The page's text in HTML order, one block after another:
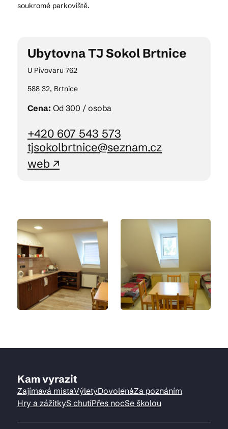
soukromé parkoviště.
Ubytovna TJ Sokol Brtnice
U Pivovaru 762
588 32, Brtnice
Cena: Od 300 / osoba
+420 607 543 573
tjsokolbrtnice@seznam.cz
web ↗
Kam vyrazit
Zajímavá místaVýletyDovolenáZa poznáním
Hry a zážitkyS chutíPřes nocSe školou